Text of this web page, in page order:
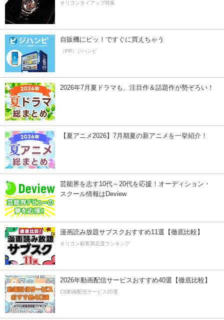
オリコンタイアップ特集
自販機にピッ！ですぐに買えちゃう
（PR）ジハンピ
2026年7月夏ドラマも、注目作＆話題作が勢ぞろい！
【夏アニメ2026】7月期夏の新アニメを一挙紹介！
芸能界を志す10代～20代を応援！オーディション・
スクール情報はDeview
漫画読み放題サブスクおすすめ11選【徹底比較】
オリコン顧客満足度ランキング
2026年動画配信サービスおすすめ40選【徹底比較】
CS動画配信サービス20選